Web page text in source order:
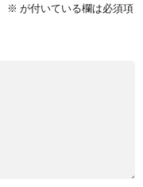
※ が付いている欄は必須項